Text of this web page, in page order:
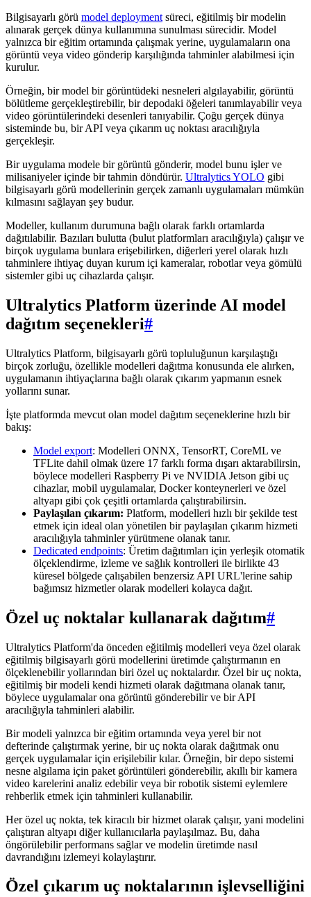
Bilgisayarlı görü model deployment süreci, eğitilmiş bir modelin
alınarak gerçek dünya kullanımına sunulması sürecidir. Model
yalnızca bir eğitim ortamında çalışmak yerine, uygulamaların ona
görüntü veya video gönderip karşılığında tahminler alabilmesi için
kurulur.
Örneğin, bir model bir görüntüdeki nesneleri algılayabilir, görüntü
bölütleme gerçekleştirebilir, bir depodaki öğeleri tanımlayabilir veya
video görüntülerindeki desenleri tanıyabilir. Çoğu gerçek dünya
sisteminde bu, bir API veya çıkarım uç noktası aracılığıyla
gerçekleşir.
Bir uygulama modele bir görüntü gönderir, model bunu işler ve
milisaniyeler içinde bir tahmin döndürür. Ultralytics YOLO gibi
bilgisayarlı görü modellerinin gerçek zamanlı uygulamaları mümkün
kılmasını sağlayan şey budur.
Modeller, kullanım durumuna bağlı olarak farklı ortamlarda
dağıtılabilir. Bazıları bulutta (bulut platformları aracılığıyla) çalışır ve
birçok uygulama bunlara erişebilirken, diğerleri yerel olarak hızlı
tahminlere ihtiyaç duyan kurum içi kameralar, robotlar veya gömülü
sistemler gibi uç cihazlarda çalışır.
Ultralytics Platform üzerinde AI model
dağıtım seçenekleri#
Ultralytics Platform, bilgisayarlı görü topluluğunun karşılaştığı
birçok zorluğu, özellikle modelleri dağıtma konusunda ele alırken,
uygulamanın ihtiyaçlarına bağlı olarak çıkarım yapmanın esnek
yollarını sunar.
İşte platformda mevcut olan model dağıtım seçeneklerine hızlı bir
bakış:
Model export: Modelleri ONNX, TensorRT, CoreML ve
TFLite dahil olmak üzere 17 farklı forma dışarı aktarabilirsin,
böylece modelleri Raspberry Pi ve NVIDIA Jetson gibi uç
cihazlar, mobil uygulamalar, Docker konteynerleri ve özel
altyapı gibi çok çeşitli ortamlarda çalıştırabilirsin.
Paylaşılan çıkarım: Platform, modelleri hızlı bir şekilde test
etmek için ideal olan yönetilen bir paylaşılan çıkarım hizmeti
aracılığıyla tahminler yürütmene olanak tanır.
Dedicated endpoints: Üretim dağıtımları için yerleşik otomatik
ölçeklendirme, izleme ve sağlık kontrolleri ile birlikte 43
küresel bölgede çalışabilen benzersiz API URL'lerine sahip
bağımsız hizmetler olarak modelleri kolayca dağıt.
Özel uç noktalar kullanarak dağıtım#
Ultralytics Platform'da önceden eğitilmiş modelleri veya özel olarak
eğitilmiş bilgisayarlı görü modellerini üretimde çalıştırmanın en
ölçeklenebilir yollarından biri özel uç noktalardır. Özel bir uç nokta,
eğitilmiş bir modeli kendi hizmeti olarak dağıtmana olanak tanır,
böylece uygulamalar ona görüntü gönderebilir ve bir API
aracılığıyla tahminleri alabilir.
Bir modeli yalnızca bir eğitim ortamında veya yerel bir not
defterinde çalıştırmak yerine, bir uç nokta olarak dağıtmak onu
gerçek uygulamalar için erişilebilir kılar. Örneğin, bir depo sistemi
nesne algılama için paket görüntüleri gönderebilir, akıllı bir kamera
video karelerini analiz edebilir veya bir robotik sistemi eylemlere
rehberlik etmek için tahminleri kullanabilir.
Her özel uç nokta, tek kiracılı bir hizmet olarak çalışır, yani modelini
çalıştıran altyapı diğer kullanıcılarla paylaşılmaz. Bu, daha
öngörülebilir performans sağlar ve modelin üretimde nasıl
davrandığını izlemeyi kolaylaştırır.
Özel çıkarım uç noktalarının işlevselliğini